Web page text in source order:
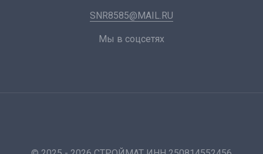
SNR8585@MAIL.RU
Мы в соцсетях